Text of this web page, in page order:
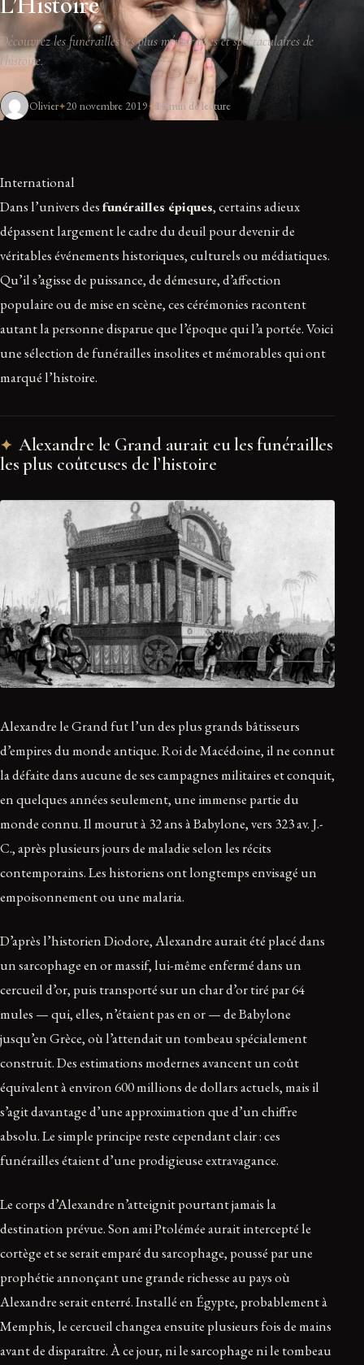
Découvrez les funérailles les plus mémorables et spectaculaires de
l'histoire.
Olivier 20 novembre 2019 14 min de lecture
International
Dans l’univers desfunérailles épiques, certains adieux
dépassent largement le cadre du deuil pour devenir de
véritables événements historiques, culturels ou médiatiques.
Qu’il s’agisse de puissance, de démesure, d’affection
populaire ou de mise en scène, ces cérémonies racontent
autant la personne disparue que l’époque qui l’a portée. Voici
une sélection de funérailles insolites et mémorables qui ont
marqué l’histoire.
Alexandre le Grand aurait eu les funérailles
les plus coûteuses de l’histoire
Alexandre le Grand fut l’un des plus grands bâtisseurs
d’empires du monde antique. Roi de Macédoine, il ne connut
la défaite dans aucune de ses campagnes militaires et conquit,
en quelques années seulement, une immense partie du
monde connu. Il mourut à 32 ans à Babylone, vers 323 av. J.-
C., après plusieurs jours de maladie selon les récits
contemporains. Les historiens ont longtemps envisagé un
empoisonnement ou une malaria.
D’après l’historien Diodore, Alexandre aurait été placé dans
un sarcophage en or massif, lui-même enfermé dans un
cercueil d’or, puis transporté sur un char d’or tiré par 64
mules — qui, elles, n’étaient pas en or — de Babylone
jusqu’en Grèce, où l’attendait un tombeau spécialement
construit. Des estimations modernes avancent un coût
équivalent à environ 600 millions de dollars actuels, mais il
s’agit davantage d’une approximation que d’un chiffre
absolu. Le simple principe reste cependant clair : ces
funérailles étaient d’une prodigieuse extravagance.
Le corps d’Alexandre n’atteignit pourtant jamais la
destination prévue. Son ami Ptolémée aurait intercepté le
cortège et se serait emparé du sarcophage, poussé par une
prophétie annonçant une grande richesse au pays où
Alexandre serait enterré. Installé en Égypte, probablement à
Memphis, le cercueil changea ensuite plusieurs fois de mains
avant de disparaître. À ce jour, ni le sarcophage ni le tombeau